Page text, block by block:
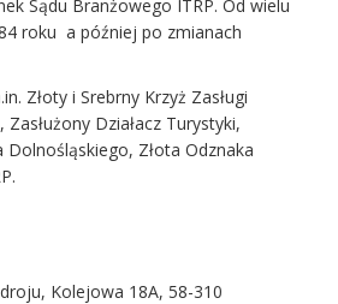
Sądu Branżowego ITRP. Od wielu
roku a później po zmianach
Złoty i Srebrny Krzyż Zasługi
Działacz Turystyki,
Dolnośląskiego, Złota Odznaka
Kolejowa 18A, 58-310